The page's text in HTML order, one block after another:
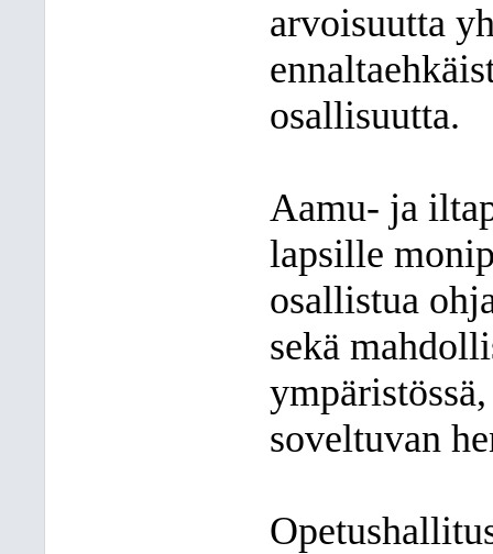
arvoisuutta
osallisuutta.
Aamu- ja
lapsille
osallistua
sekä
soveltuvan